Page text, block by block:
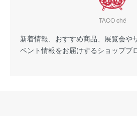
TACO ché
新着情報、おすすめ商品、展覧会や
ベント情報をお届けするショップブ